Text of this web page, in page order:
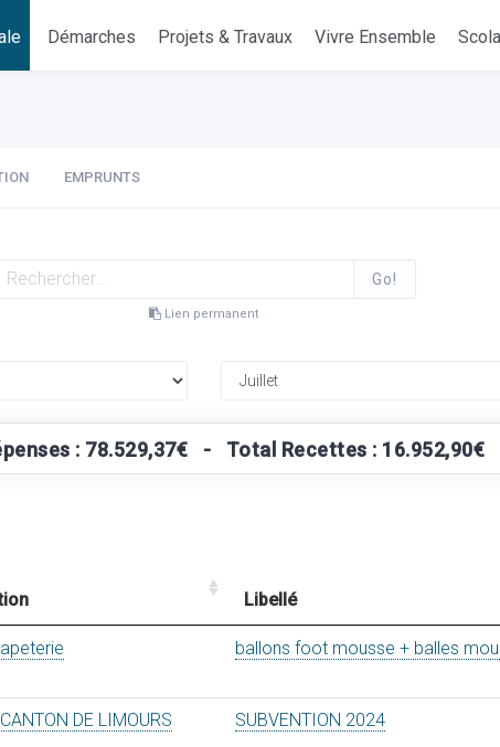
Démarches Projets & Travaux Vivre Ensemble
EMPRUNTS
Go!
Lien permanent
: 78.529,37€ - Total Recettes : 16.952,90€
Libellé
ballons foot mousse + balles
DE LIMOURS SUBVENTION 2024